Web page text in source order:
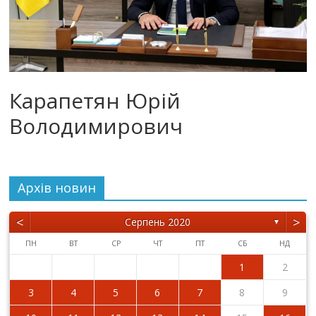
Карапетян Юрій
Володимирович
Архiв новин
< Серпень 2020 ▼ >
ПН ВТ СР ЧТ ПТ СБ НД
1
2
3
4 5 6 7 8
9